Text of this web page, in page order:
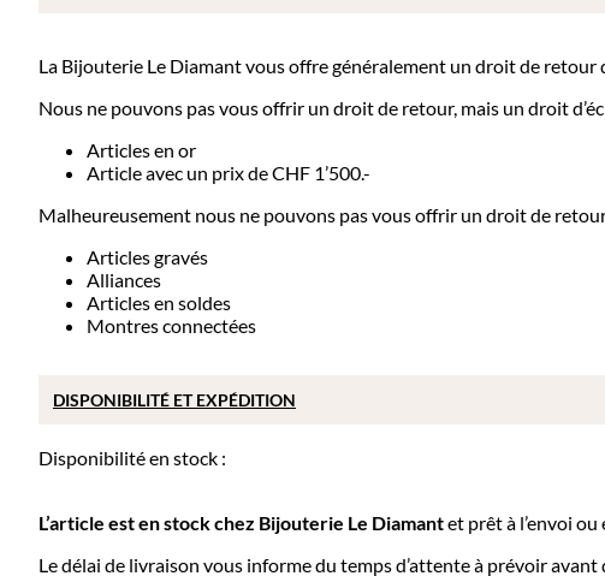
La Bijouterie Le Diamant vous offre généralement un droit de retour
Nous ne pouvons pas vous offrir un droit de retour, mais un droit
Articles en or
Article avec un prix de CHF 1’500.-
Malheureusement nous ne pouvons pas vous offrir un droit de
Articles gravés
Alliances
Articles en soldes
Montres connectées
Disponibilité en stock :
L’article est en stock chez Bijouterie Le Diamantet prêt à l’envoi ou
Le délai de livraison vous informe du temps d’attente à prévoir
DISPONIBILITÉ ET EXPÉDITION